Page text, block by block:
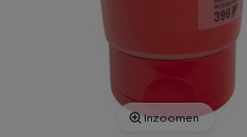
Inzoomen